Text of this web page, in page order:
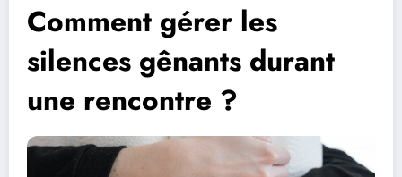
Comment gérer les
silences gênants durant
une rencontre ?